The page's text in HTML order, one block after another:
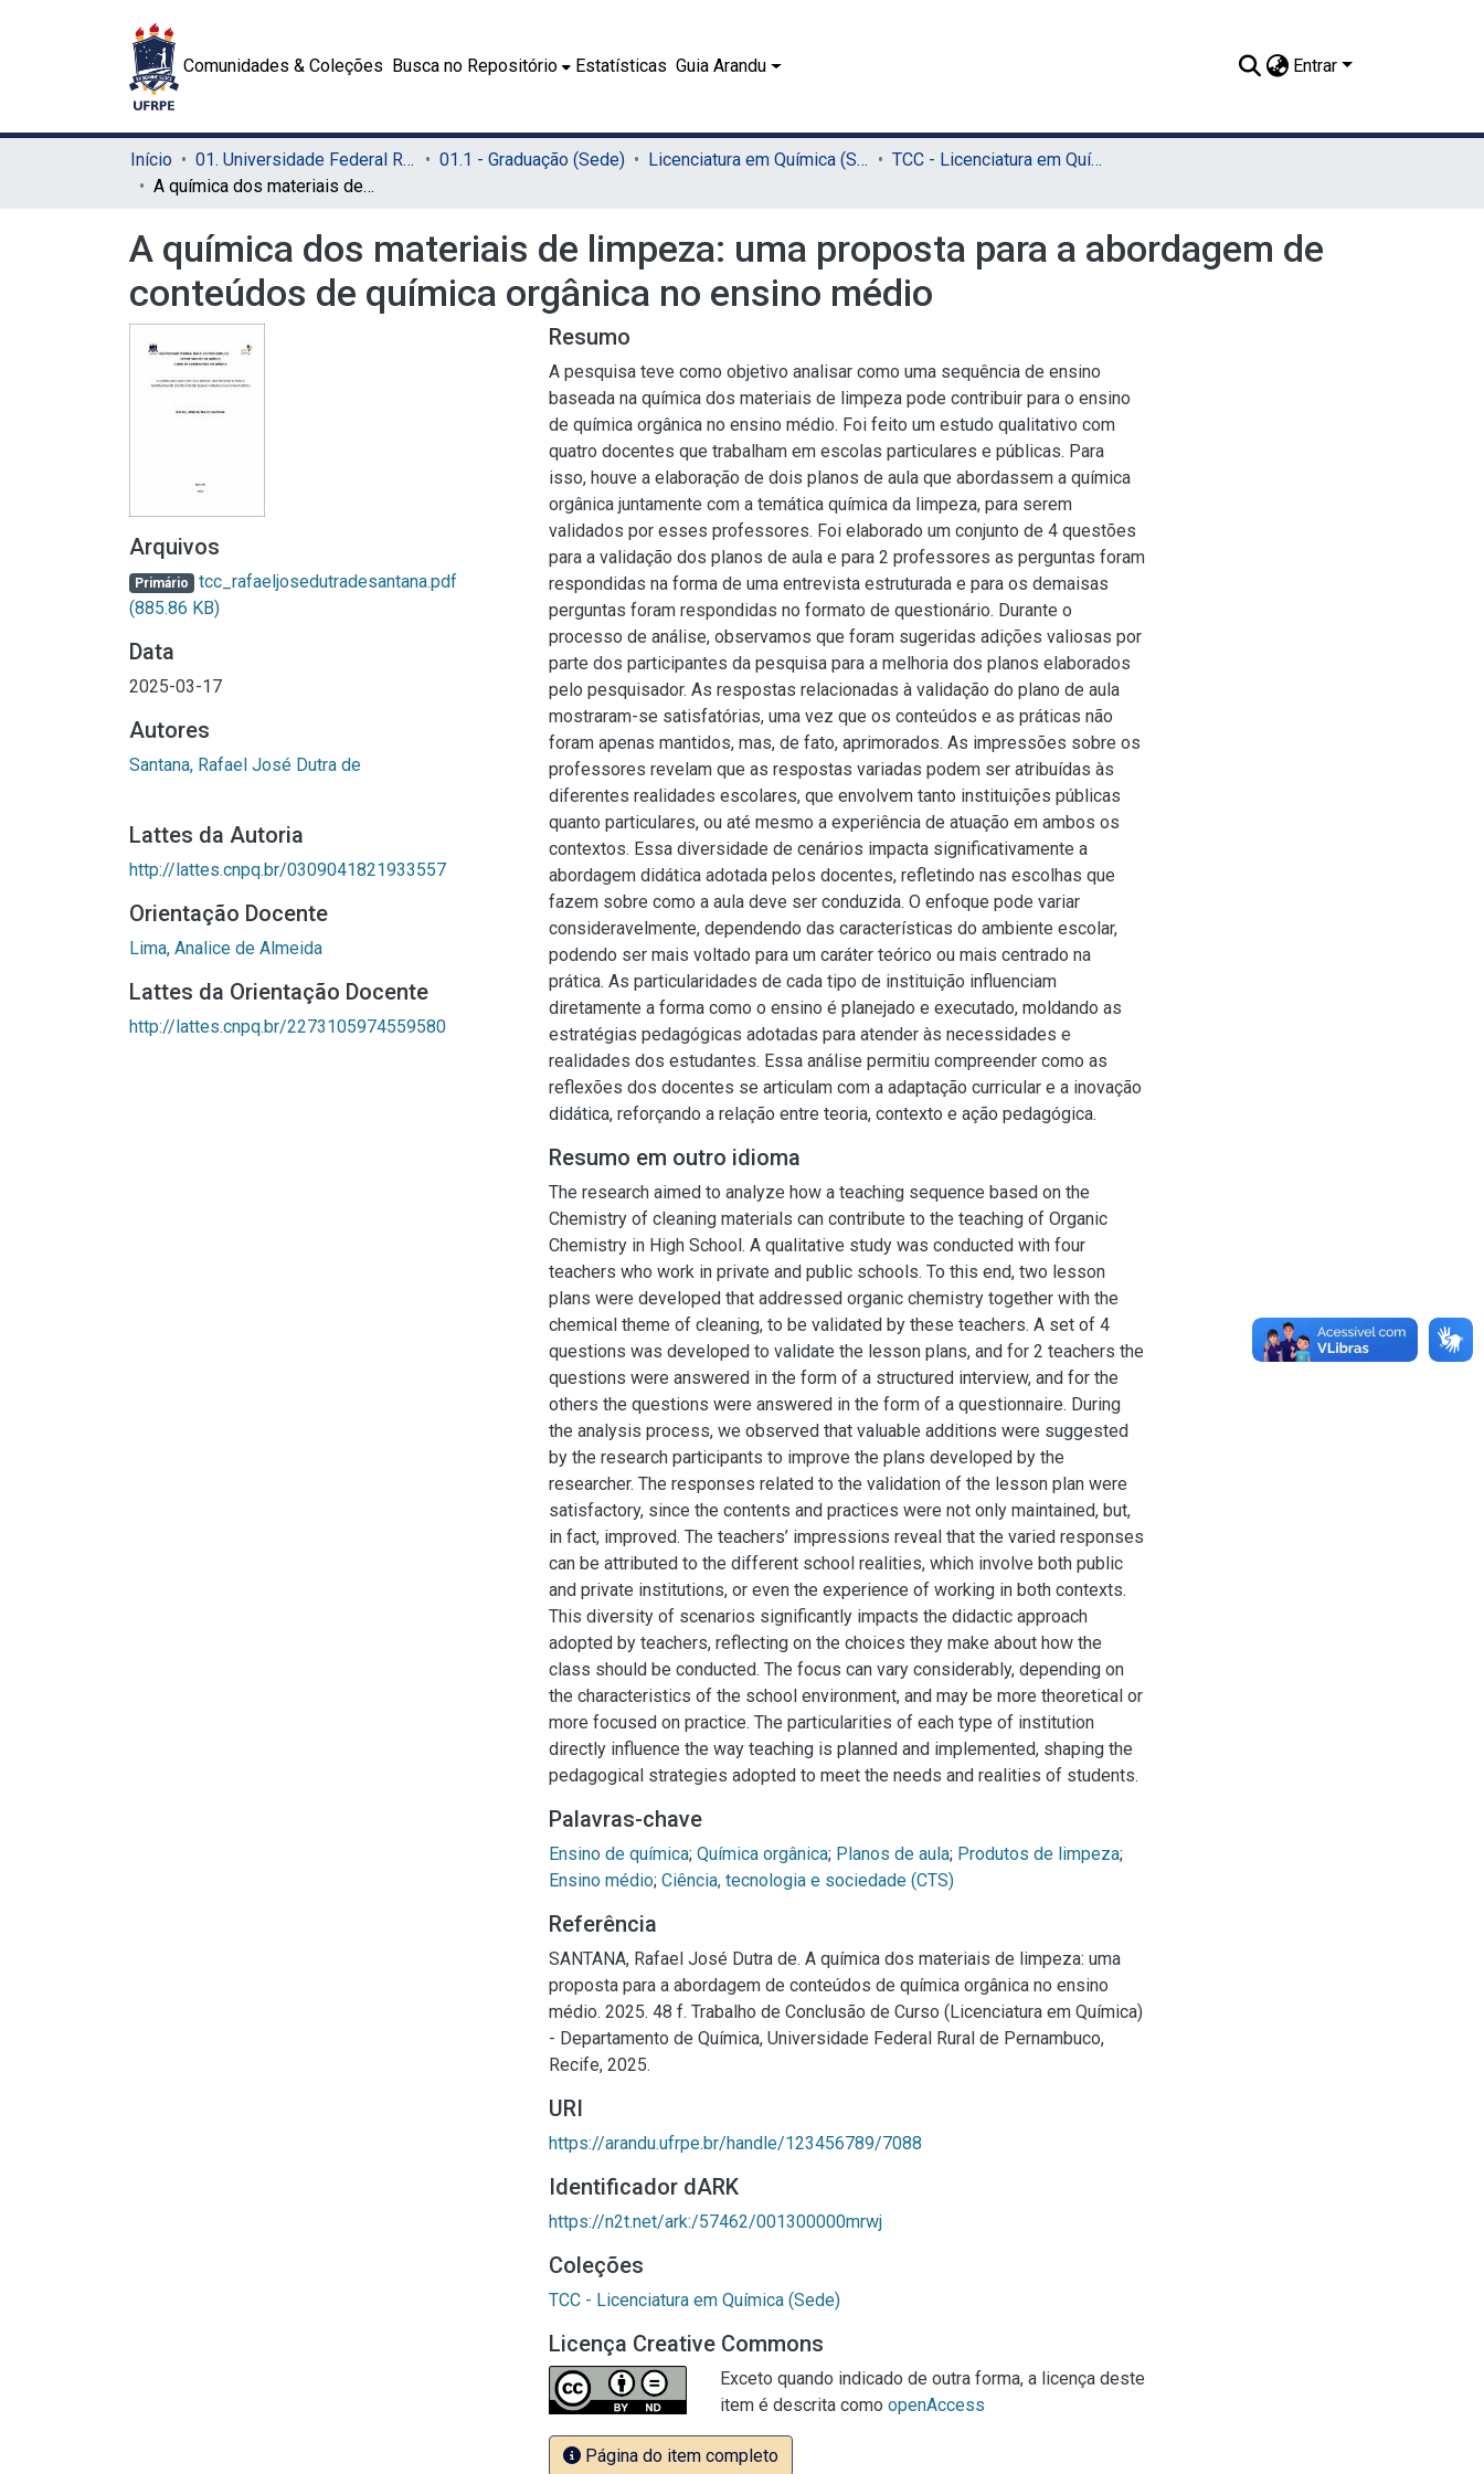
Comunidades & Coleções Busca no Repositório Estatísticas Guia Arandu Entrar
Início 01. Universidade Federal Rural de Pernambuco - UFRPE (Sede) 01.1 - Graduação (Sede) Licenciatura em Química (Sede)
TCC - Licenciatura em Química (Sede)
A química dos materiais de limpeza: uma proposta para a abordagem de conteúdos de química orgânica no ensino médio
A química dos materiais de limpeza: uma proposta para a abordagem de
conteúdos de química orgânica no ensino médio
Arquivos
Primário tcc_rafaeljosedutradesantana.pdf
(885.86 KB)
Data
2025-03-17
Autores
Santana, Rafael José Dutra de
Lattes da Autoria
http://lattes.cnpq.br/0309041821933557
Orientação Docente
Lima, Analice de Almeida
Lattes da Orientação Docente
http://lattes.cnpq.br/2273105974559580
Resumo
A pesquisa teve como objetivo analisar como uma sequência de ensino
baseada na química dos materiais de limpeza pode contribuir para o ensino
de química orgânica no ensino médio. Foi feito um estudo qualitativo com
quatro docentes que trabalham em escolas particulares e públicas. Para
isso, houve a elaboração de dois planos de aula que abordassem a química
orgânica juntamente com a temática química da limpeza, para serem
validados por esses professores. Foi elaborado um conjunto de 4 questões
para a validação dos planos de aula e para 2 professores as perguntas foram
respondidas na forma de uma entrevista estruturada e para os demaisas
perguntas foram respondidas no formato de questionário. Durante o
processo de análise, observamos que foram sugeridas adições valiosas por
parte dos participantes da pesquisa para a melhoria dos planos elaborados
pelo pesquisador. As respostas relacionadas à validação do plano de aula
mostraram-se satisfatórias, uma vez que os conteúdos e as práticas não
foram apenas mantidos, mas, de fato, aprimorados. As impressões sobre os
professores revelam que as respostas variadas podem ser atribuídas às
diferentes realidades escolares, que envolvem tanto instituições públicas
quanto particulares, ou até mesmo a experiência de atuação em ambos os
contextos. Essa diversidade de cenários impacta significativamente a
abordagem didática adotada pelos docentes, refletindo nas escolhas que
fazem sobre como a aula deve ser conduzida. O enfoque pode variar
consideravelmente, dependendo das características do ambiente escolar,
podendo ser mais voltado para um caráter teórico ou mais centrado na
prática. As particularidades de cada tipo de instituição influenciam
diretamente a forma como o ensino é planejado e executado, moldando as
estratégias pedagógicas adotadas para atender às necessidades e
realidades dos estudantes. Essa análise permitiu compreender como as
reflexões dos docentes se articulam com a adaptação curricular e a inovação
didática, reforçando a relação entre teoria, contexto e ação pedagógica.
Resumo em outro idioma
The research aimed to analyze how a teaching sequence based on the
Chemistry of cleaning materials can contribute to the teaching of Organic
Chemistry in High School. A qualitative study was conducted with four
teachers who work in private and public schools. To this end, two lesson
plans were developed that addressed organic chemistry together with the
chemical theme of cleaning, to be validated by these teachers. A set of 4
questions was developed to validate the lesson plans, and for 2 teachers the
questions were answered in the form of a structured interview, and for the
others the questions were answered in the form of a questionnaire. During
the analysis process, we observed that valuable additions were suggested
by the research participants to improve the plans developed by the
researcher. The responses related to the validation of the lesson plan were
satisfactory, since the contents and practices were not only maintained, but,
in fact, improved. The teachers’ impressions reveal that the varied responses
can be attributed to the different school realities, which involve both public
and private institutions, or even the experience of working in both contexts.
This diversity of scenarios significantly impacts the didactic approach
adopted by teachers, reflecting on the choices they make about how the
class should be conducted. The focus can vary considerably, depending on
the characteristics of the school environment, and may be more theoretical or
more focused on practice. The particularities of each type of institution
directly influence the way teaching is planned and implemented, shaping the
pedagogical strategies adopted to meet the needs and realities of students.
Palavras-chave
Ensino de química; Química orgânica; Planos de aula; Produtos de limpeza;
Ensino médio; Ciência, tecnologia e sociedade (CTS)
Referência
SANTANA, Rafael José Dutra de. A química dos materiais de limpeza: uma
proposta para a abordagem de conteúdos de química orgânica no ensino
médio. 2025. 48 f. Trabalho de Conclusão de Curso (Licenciatura em Química)
- Departamento de Química, Universidade Federal Rural de Pernambuco,
Recife, 2025.
URI
https://arandu.ufrpe.br/handle/123456789/7088
Identificador dARK
https://n2t.net/ark:/57462/001300000mrwj
Coleções
TCC - Licenciatura em Química (Sede)
Licença Creative Commons
Exceto quando indicado de outra forma, a licença deste
item é descrita como openAccess
Página do item completo